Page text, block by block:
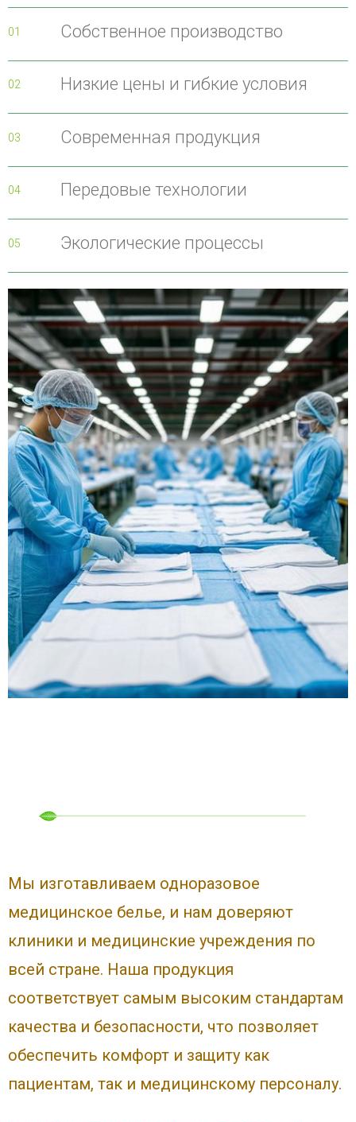
01 Собственное производство
02 Низкие цены и гибкие условия
03 Современная продукция
04 Передовые технологии
05 Экологические процессы
Мы изготавливаем одноразовое
медицинское белье, и нам доверяют
клиники и медицинские учреждения по
всей стране. Наша продукция
соответствует самым высоким стандартам
качества и безопасности, что позволяет
обеспечить комфорт и защиту как
пациентам, так и медицинскому персоналу.